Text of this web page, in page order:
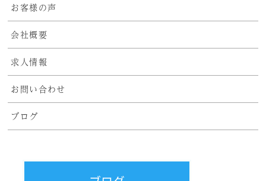
お客様の声
会社概要
求人情報
お問い合わせ
ブログ